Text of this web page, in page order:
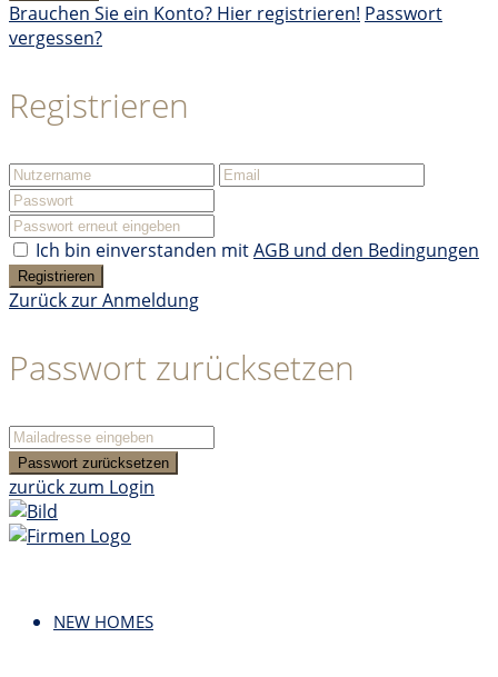
Brauchen Sie ein Konto? Hier registrieren! Passwort
vergessen?
Registrieren
Ich bin einverstanden mitAGB und den Bedingungen
Registrieren
Zurück zur Anmeldung
Passwort zurücksetzen
Passwort zurücksetzen
zurück zum Login
NEW HOMES